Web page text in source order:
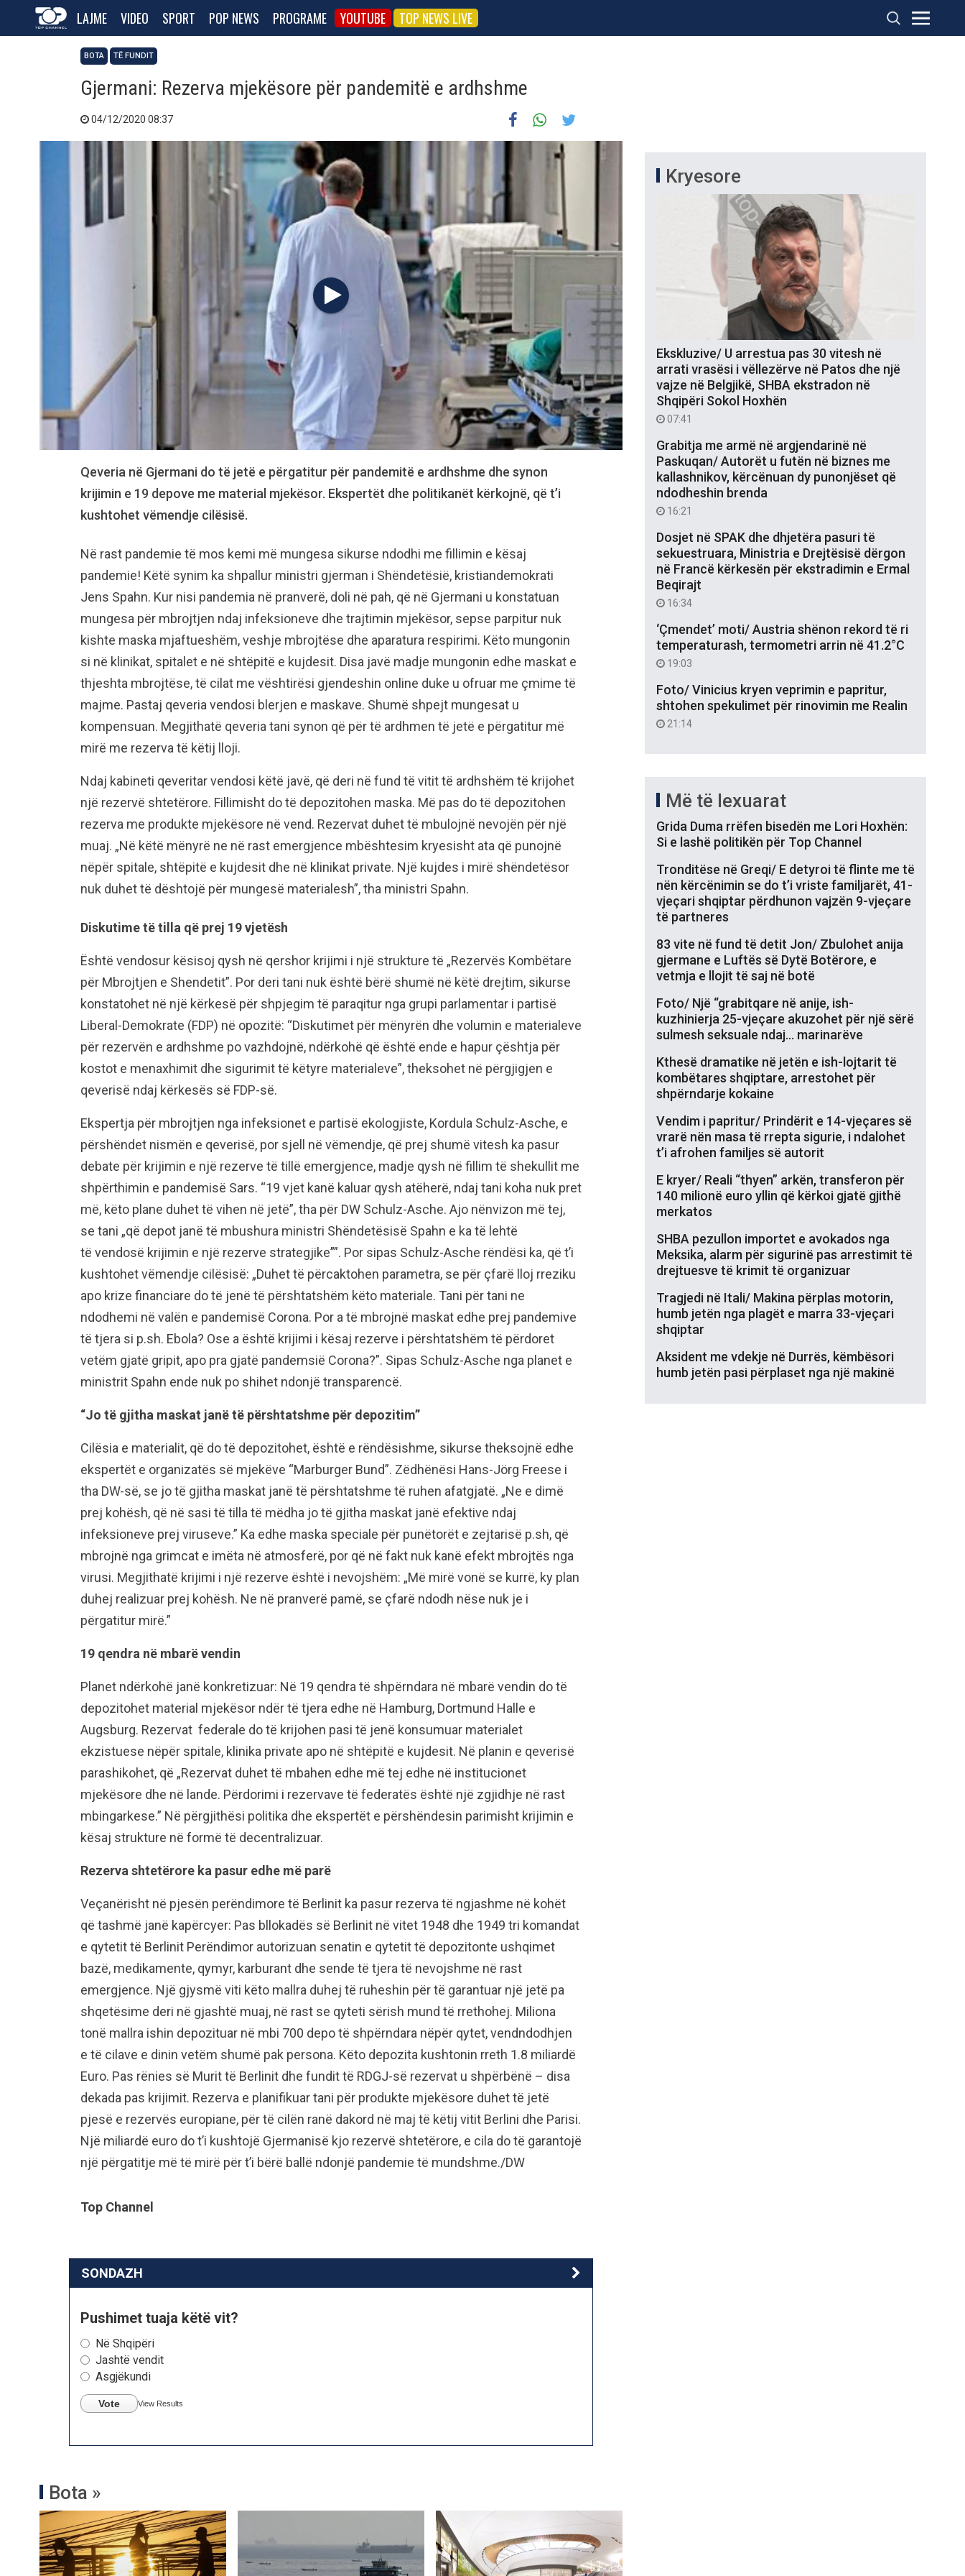
LAJME VIDEO SPORT POP NEWS PROGRAME YOUTUBE TOP NEWS LIVE
BOTA TË FUNDIT
Gjermani: Rezerva mjekësore për pandemitë e ardhshme
04/12/2020 08:37
Qeveria në Gjermani do të jetë e përgatitur për pandemitë e ardhshme dhe synon
krijimin e 19 depove me material mjekësor. Ekspertët dhe politikanët kërkojnë, që t’i
kushtohet vëmendje cilësisë.
Në rast pandemie të mos kemi më mungesa sikurse ndodhi me fillimin e kësaj
pandemie! Këtë synim ka shpallur ministri gjerman i Shëndetësië, kristiandemokrati
Jens Spahn. Kur nisi pandemia në pranverë, doli në pah, që në Gjermani u konstatuan
mungesa për mbrojtjen ndaj infeksioneve dhe trajtimin mjekësor, sepse parpitur nuk
kishte maska mjaftueshëm, veshje mbrojtëse dhe aparatura respirimi. Këto mungonin
si në klinikat, spitalet e në shtëpitë e kujdesit. Disa javë madje mungonin edhe maskat e
thjeshta mbrojtëse, të cilat me vështirësi gjendeshin online duke u ofruar me çmime të
majme. Pastaj qeveria vendosi blerjen e maskave. Shumë shpejt mungesat u
kompensuan. Megjithatë qeveria tani synon që për të ardhmen të jetë e përgatitur më
mirë me rezerva të këtij lloji.
Ndaj kabineti qeveritar vendosi këtë javë, që deri në fund të vitit të ardhshëm të krijohet
një rezervë shtetërore. Fillimisht do të depozitohen maska. Më pas do të depozitohen
rezerva me produkte mjekësore në vend. Rezervat duhet të mbulojnë nevojën për një
muaj. „Në këtë mënyrë ne në rast emergjence mbështesim kryesisht ata që punojnë
nëpër spitale, shtëpitë e kujdesit dhe në klinikat private. Një kujdes i mirë shëndetësor
nuk duhet të dështojë për mungesë materialesh”, tha ministri Spahn.
Diskutime të tilla që prej 19 vjetësh
Është vendosur kësisoj qysh në qershor krijimi i një strukture të „Rezervës Kombëtare
për Mbrojtjen e Shendetit”. Por deri tani nuk është bërë shumë në këtë drejtim, sikurse
konstatohet në një kërkesë për shpjegim të paraqitur nga grupi parlamentar i partisë
Liberal-Demokrate (FDP) në opozitë: “Diskutimet për mënyrën dhe volumin e materialeve
për rezervën e ardhshme po vazhdojnë, ndërkohë që është ende e hapur çështja për
kostot e menaxhimit dhe sigurimit të këtyre materialeve”, theksohet në përgjigjen e
qeverisë ndaj kërkesës së FDP-së.
Ekspertja për mbrojtjen nga infeksionet e partisë ekologjiste, Kordula Schulz-Asche, e
përshëndet nismën e qeverisë, por sjell në vëmendje, që prej shumë vitesh ka pasur
debate për krijimin e një rezerve të tillë emergjence, madje qysh në fillim të shekullit me
shpërthimin e pandemisë Sars. “19 vjet kanë kaluar qysh atëherë, ndaj tani koha nuk pret
më, këto plane duhet të vihen në jetë”, tha për DW Schulz-Asche. Ajo nënvizon më tej,
se tani „që depot janë të mbushura ministri Shëndetësisë Spahn e ka të lehtë
të vendosë krijimin e një rezerve strategjike””. Por sipas Schulz-Asche rëndësi ka, që t’i
kushtohet vëmendje cilësisë: „Duhet të përcaktohen parametra, se për çfarë lloj rreziku
apo krize financiare do të jenë të përshtatshëm këto materiale. Tani për tani ne
ndodhemi në valën e pandemisë Corona. Por a të mbrojnë maskat edhe prej pandemive
të tjera si p.sh. Ebola? Ose a është krijimi i kësaj rezerve i përshtatshëm të përdoret
vetëm gjatë gripit, apo pra gjatë pandemsië Corona?”. Sipas Schulz-Asche nga planet e
ministrit Spahn ende nuk po shihet ndonjë transparencë.
“Jo të gjitha maskat janë të përshtatshme për depozitim”
Cilësia e materialit, që do të depozitohet, është e rëndësishme, sikurse theksojnë edhe
ekspertët e organizatës së mjekëve “Marburger Bund”. Zëdhënësi Hans-Jörg Freese i
tha DW-së, se jo të gjitha maskat janë të përshtatshme të ruhen afatgjatë. „Ne e dimë
prej kohësh, që në sasi të tilla të mëdha jo të gjitha maskat janë efektive ndaj
infeksioneve prej viruseve.” Ka edhe maska speciale për punëtorët e zejtarisë p.sh, që
mbrojnë nga grimcat e imëta në atmosferë, por që në fakt nuk kanë efekt mbrojtës nga
virusi. Megjithatë krijimi i një rezerve është i nevojshëm: „Më mirë vonë se kurrë, ky plan
duhej realizuar prej kohësh. Ne në pranverë pamë, se çfarë ndodh nëse nuk je i
përgatitur mirë.”
19 qendra në mbarë vendin
Planet ndërkohë janë konkretizuar: Në 19 qendra të shpërndara në mbarë vendin do të
depozitohet material mjekësor ndër të tjera edhe në Hamburg, Dortmund Halle e
Augsburg. Rezervat federale do të krijohen pasi të jenë konsumuar materialet
ekzistuese nëpër spitale, klinika private apo në shtëpitë e kujdesit. Në planin e qeverisë
parashikohet, që „Rezervat duhet të mbahen edhe më tej edhe në institucionet
mjekësore dhe në lande. Përdorimi i rezervave të federatës është një zgjidhje në rast
mbingarkese.” Në përgjithësi politika dhe ekspertët e përshëndesin parimisht krijimin e
kësaj strukture në formë të decentralizuar.
Rezerva shtetërore ka pasur edhe më parë
Veçanërisht në pjesën perëndimore të Berlinit ka pasur rezerva të ngjashme në kohët
që tashmë janë kapërcyer: Pas bllokadës së Berlinit në vitet 1948 dhe 1949 tri komandat
e qytetit të Berlinit Perëndimor autorizuan senatin e qytetit të depozitonte ushqimet
bazë, medikamente, qymyr, karburant dhe sende të tjera të nevojshme në rast
emergjence. Një gjysmë viti këto mallra duhej të ruheshin për të garantuar një jetë pa
shqetësime deri në gjashtë muaj, në rast se qyteti sërish mund të rrethohej. Miliona
tonë mallra ishin depozituar në mbi 700 depo të shpërndara nëpër qytet, vendndodhjen
e të cilave e dinin vetëm shumë pak persona. Këto depozita kushtonin rreth 1.8 miliardë
Euro. Pas rënies së Murit të Berlinit dhe fundit të RDGJ-së rezervat u shpërbënë – disa
dekada pas krijimit. Rezerva e planifikuar tani për produkte mjekësore duhet të jetë
pjesë e rezervës europiane, për të cilën ranë dakord në maj të këtij vitit Berlini dhe Parisi.
Një miliardë euro do t’i kushtojë Gjermanisë kjo rezervë shtetërore, e cila do të garantojë
një përgatitje më të mirë për t’i bërë ballë ndonjë pandemie të mundshme./DW
Top Channel
SONDAZH
Pushimet tuaja këtë vit?
Në Shqipëri
Jashtë vendit
Asgjëkundi
Vote View Results
Bota »
Kryesore
Ekskluzive/ U arrestua pas 30 vitesh në
arrati vrasësi i vëllezërve në Patos dhe një
vajze në Belgjikë, SHBA ekstradon në
Shqipëri Sokol Hoxhën
07:41
Grabitja me armë në argjendarinë në
Paskuqan/ Autorët u futën në biznes me
kallashnikov, kërcënuan dy punonjëset që
ndodheshin brenda
16:21
Dosjet në SPAK dhe dhjetëra pasuri të
sekuestruara, Ministria e Drejtësisë dërgon
në Francë kërkesën për ekstradimin e Ermal
Beqirajt
16:34
‘Çmendet’ moti/ Austria shënon rekord të ri
temperaturash, termometri arrin në 41.2°C
19:03
Foto/ Vinicius kryen veprimin e papritur,
shtohen spekulimet për rinovimin me Realin
21:14
Më të lexuarat
Grida Duma rrëfen bisedën me Lori Hoxhën:
Si e lashë politikën për Top Channel
Tronditëse në Greqi/ E detyroi të flinte me të
nën kërcënimin se do t’i vriste familjarët, 41-
vjeçari shqiptar përdhunon vajzën 9-vjeçare
të partneres
83 vite në fund të detit Jon/ Zbulohet anija
gjermane e Luftës së Dytë Botërore, e
vetmja e llojit të saj në botë
Foto/ Një “grabitqare në anije, ish-
kuzhinierja 25-vjeçare akuzohet për një sërë
sulmesh seksuale ndaj… marinarëve
Kthesë dramatike në jetën e ish-lojtarit të
kombëtares shqiptare, arrestohet për
shpërndarje kokaine
Vendim i papritur/ Prindërit e 14-vjeçares së
vrarë nën masa të rrepta sigurie, i ndalohet
t’i afrohen familjes së autorit
E kryer/ Reali “thyen” arkën, transferon për
140 milionë euro yllin që kërkoi gjatë gjithë
merkatos
SHBA pezullon importet e avokados nga
Meksika, alarm për sigurinë pas arrestimit të
drejtuesve të krimit të organizuar
Tragjedi në Itali/ Makina përplas motorin,
humb jetën nga plagët e marra 33-vjeçari
shqiptar
Aksident me vdekje në Durrës, këmbësori
humb jetën pasi përplaset nga një makinë